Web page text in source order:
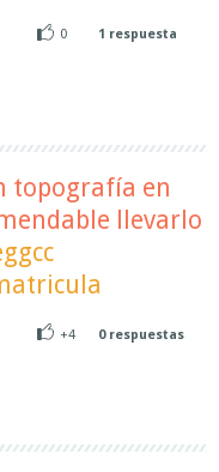
0
1 respuesta
topografía en
llevarlo
+4
0respuestas